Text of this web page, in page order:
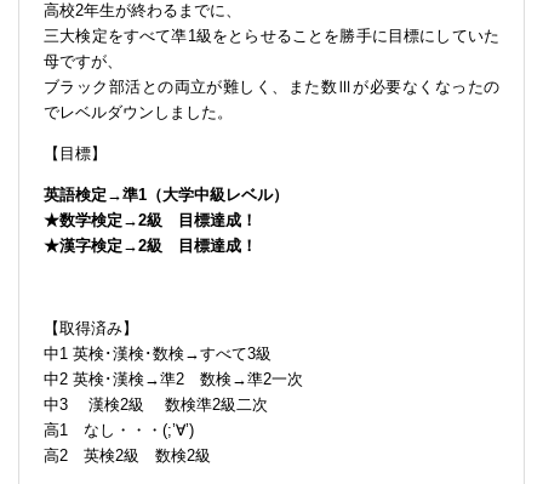
高校2年生が終わるまでに、
三大検定をすべて凖1級をとらせることを勝手に目標にしていた
母ですが、
ブラック部活との両立が難しく、また数Ⅲが必要なくなったの
でレベルダウンしました。
【目標】
英語検定→準1（大学中級レベル）
★数学検定→2級 目標達成！
★漢字検定→2級 目標達成！
【取得済み】
中1 英検･漢検･数検→すべて3級
中2 英検･漢検→準2 数検→準2一次
中3 漢検2級 数検準2級二次
高1 なし・・・(;’∀’)
高2 英検2級 数検2級